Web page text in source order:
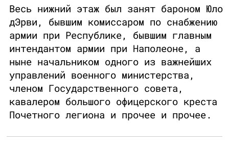
Весь нижний этаж был занят бароном Юло
дЭрви, бывшим комиссаром по снабжению
армии при Республике, бывшим главным
интендантом армии при Наполеоне, а
ныне начальником одного из важнейших
управлений военного министерства,
членом Государственного совета,
кавалером большого офицерского креста
Почетного легиона и прочее и прочее.